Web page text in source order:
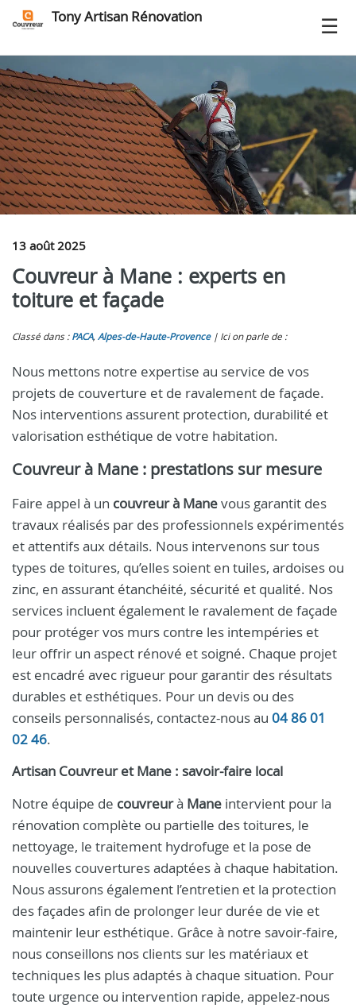
Tony Artisan Rénovation
13 août 2025
Couvreur à Mane : experts en
toiture et façade
Classé dans : PACA, Alpes-de-Haute-Provence Ici on parle de :
Nous mettons notre expertise au service de vos
projets de couverture et de ravalement de façade.
Nos interventions assurent protection, durabilité et
valorisation esthétique de votre habitation.
Couvreur à Mane : prestations sur mesure
Faire appel à un couvreur à Manevous garantit des
travaux réalisés par des professionnels expérimentés
et attentifs aux détails. Nous intervenons sur tous
types de toitures, qu’elles soient en tuiles, ardoises ou
zinc, en assurant étanchéité, sécurité et qualité. Nos
services incluent également le ravalement de façade
pour protéger vos murs contre les intempéries et
leur offrir un aspect rénové et soigné. Chaque projet
est encadré avec rigueur pour garantir des résultats
durables et esthétiques. Pour un devis ou des
conseils personnalisés, contactez-nous au 04 86 01
02 46.
Artisan Couvreur et Mane : savoir-faire local
Notre équipe de couvreurà Mane intervient pour la
rénovation complète ou partielle des toitures, le
nettoyage, le traitement hydrofuge et la pose de
nouvelles couvertures adaptées à chaque habitation.
Nous assurons également l’entretien et la protection
des façades afin de prolonger leur durée de vie et
maintenir leur esthétique. Grâce à notre savoir-faire,
nous conseillons nos clients sur les matériaux et
techniques les plus adaptés à chaque situation. Pour
toute urgence ou intervention rapide, appelez-nous